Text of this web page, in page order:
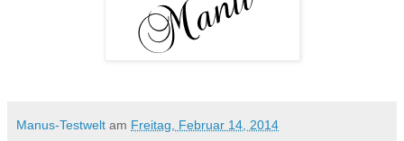
Manus-Testwelt am Freitag, Februar 14, 2014